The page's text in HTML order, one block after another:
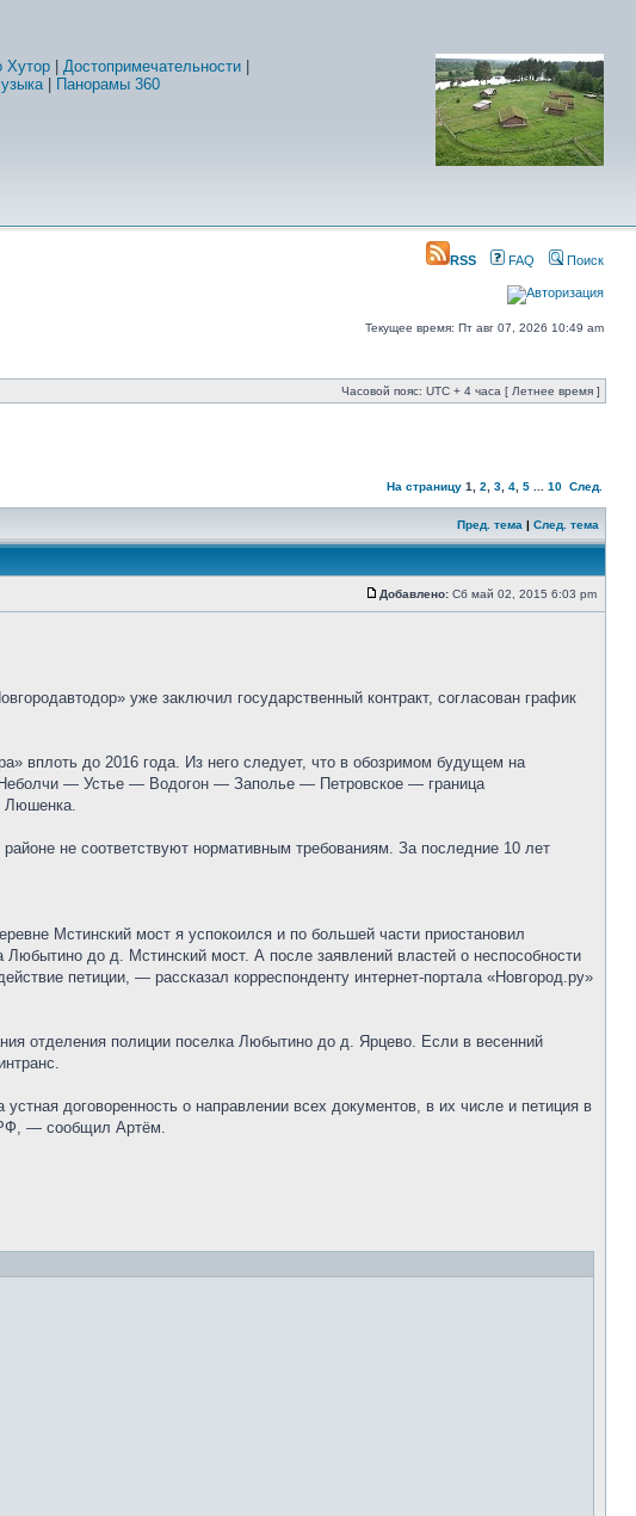
Хутор Достопримечательности
| Панорамы 360
RSS FAQ Поиск
Текущее время: Пт авг 07, 2026 10:49 am
Часовой пояс: UTC + 4 часа [ Летнее время ]
На страницу 1 2 3 4 5 10 След.
Пред. тема | След. тема
Добавлено: Сб май 02, 2015 6:03 pm
уже заключил государственный контракт, согласован график
вплоть до 2016 года. Из него следует, что в обозримом будущем на
Неболчи — Устье — Водогон — Заполье — Петровское — граница
Люшенка.
не соответствуют нормативным требованиям. За последние 10 лет
Мстинский мост я успокоился и по большей части приостановил
до д. Мстинский мост. А после заявлений властей о неспособности
петиции, — рассказал корреспонденту интернет-портала «Новгород.ру»
отделения полиции поселка Любытино до д. Ярцево. Если в весенний
договоренность о направлении всех документов, в их числе и петиция в
РФ, — сообщил Артём.